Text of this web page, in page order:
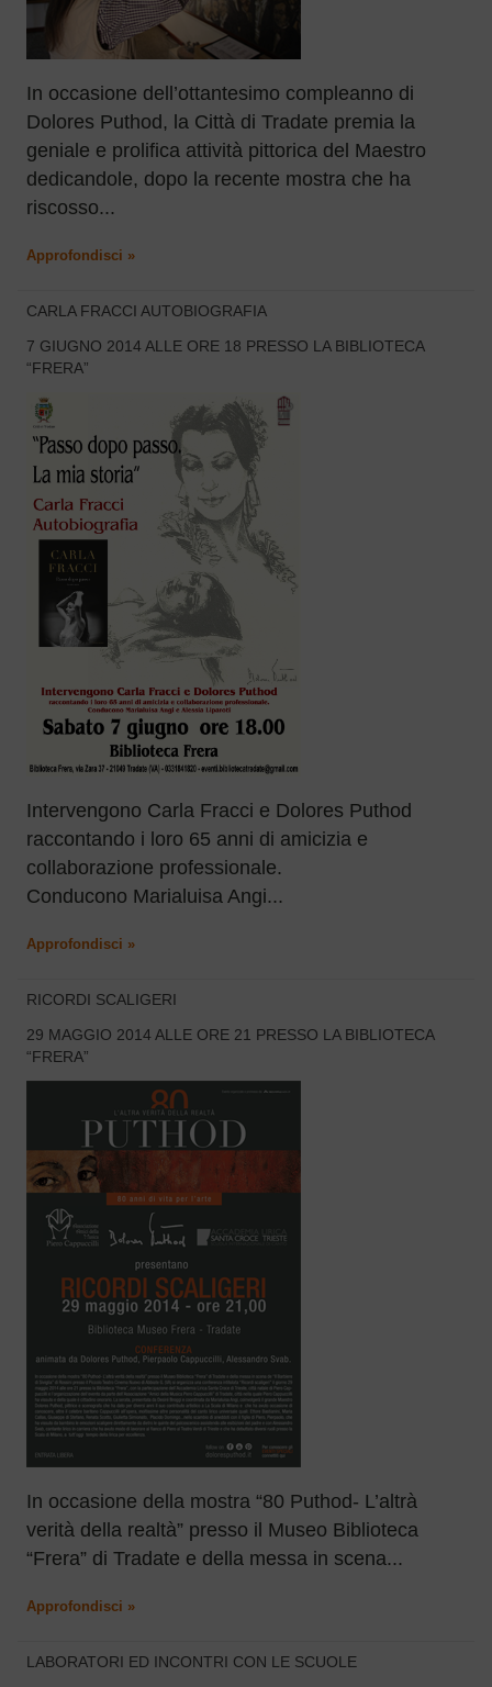
In occasione dell’ottantesimo compleanno di
Dolores Puthod, la Città di Tradate premia la
geniale e prolifica attività pittorica del Maestro
dedicandole, dopo la recente mostra che ha
riscosso...
Approfondisci »
CARLA FRACCI AUTOBIOGRAFIA
7 GIUGNO 2014 ALLE ORE 18 PRESSO LA BIBLIOTECA
“FRERA”
Intervengono Carla Fracci e Dolores Puthod
raccontando i loro 65 anni di amicizia e
collaborazione professionale.
Conducono Marialuisa Angi...
Approfondisci »
RICORDI SCALIGERI
29 MAGGIO 2014 ALLE ORE 21 PRESSO LA BIBLIOTECA
“FRERA”
In occasione della mostra “80 Puthod- L’altrà
verità della realtà” presso il Museo Biblioteca
“Frera” di Tradate e della messa in scena...
Approfondisci »
LABORATORI ED INCONTRI CON LE SCUOLE